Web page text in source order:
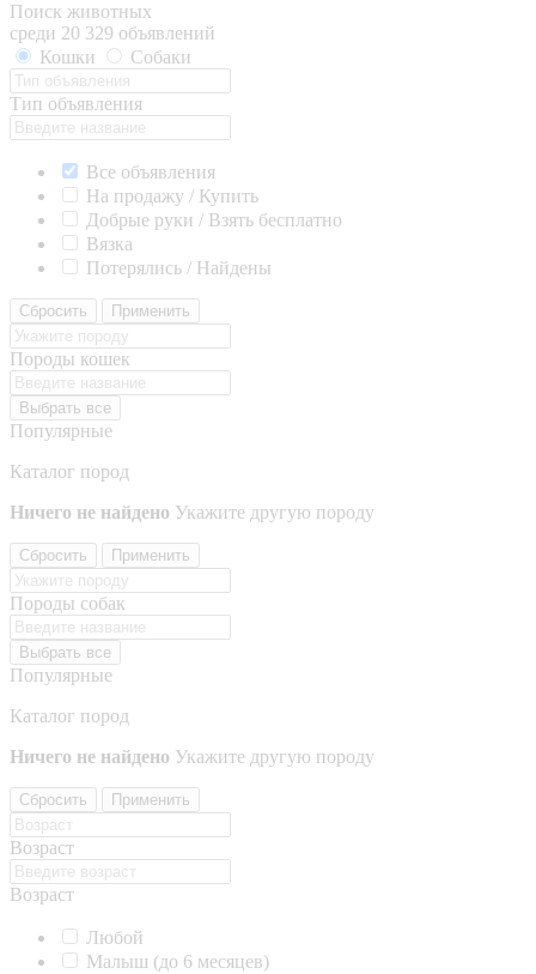
Поиск животных
среди 20 329 объявлений
Кошки
Собаки
Тип объявления
Все объявления
На продажу / Купить
Добрые руки / Взять бесплатно
Вязка
Потерялись / Найдены
Сбросить Применить
Породы кошек
Выбрать все
Популярные
Каталог пород
Ничего не найдено Укажите другую породу
Сбросить Применить
Породы собак
Выбрать все
Популярные
Каталог пород
Ничего не найдено Укажите другую породу
Сбросить Применить
Возраст
Возраст
Любой
Малыш (до 6 месяцев)